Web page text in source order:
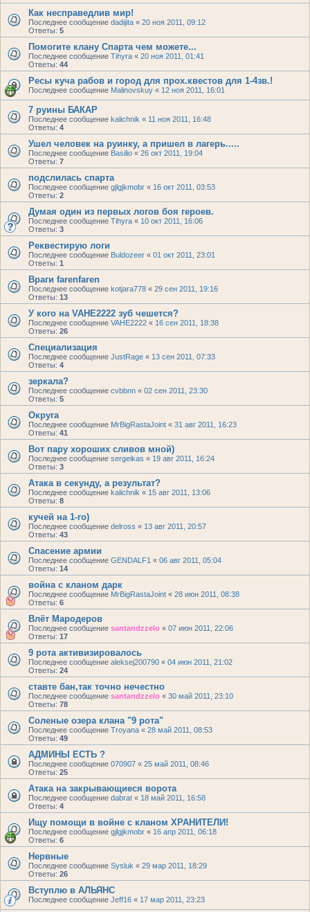
Как несправедлив мир!
Последнее сообщение dadijita « 20 ноя 2011, 09:12
Ответы: 5
Помогите клану Спарта чем можете...
Последнее сообщение Tihyra « 20 ноя 2011, 01:41
Ответы: 44
Ресы куча рабов и город для прох.квестов для 1-4зв.!
Последнее сообщение Malinovskuy « 12 ноя 2011, 16:01
7 руины БАКАР
Последнее сообщение kalichnik « 11 ноя 2011, 16:48
Ответы: 4
Ушел человек на руинку, а пришел в лагерь.....
Последнее сообщение Basilio « 26 окт 2011, 19:04
Ответы: 7
подслилась спарта
Последнее сообщение gjlgjkmobr « 16 окт 2011, 03:53
Ответы: 2
Думая один из первых логов боя героев.
Последнее сообщение Tihyra « 10 окт 2011, 16:06
Ответы: 3
Реквестирую логи
Последнее сообщение Buldozeer « 01 окт 2011, 23:01
Ответы: 1
Враги farenfaren
Последнее сообщение kotjara778 « 29 сен 2011, 19:16
Ответы: 13
У кого на VAHE2222 зуб чешется?
Последнее сообщение VAHE2222 « 16 сен 2011, 18:38
Ответы: 26
Специализация
Последнее сообщение JustRage « 13 сен 2011, 07:33
Ответы: 4
зеркала?
Последнее сообщение cvbbnn « 02 сен 2011, 23:30
Ответы: 5
Округа
Последнее сообщение MrBigRastaJoint « 31 авг 2011, 16:23
Ответы: 41
Вот пару хороших сливов мной)
Последнее сообщение sergeikas « 19 авг 2011, 16:24
Ответы: 3
Атака в секунду, а результат?
Последнее сообщение kalichnik « 15 авг 2011, 13:06
Ответы: 8
кучей на 1-го)
Последнее сообщение delross « 13 авг 2011, 20:57
Ответы: 43
Спасение армии
Последнее сообщение GENDALF1 « 06 авг 2011, 05:04
Ответы: 14
война с кланом дарк
Последнее сообщение MrBigRastaJoint « 28 июн 2011, 08:38
Ответы: 6
Влёт Мародеров
Последнее сообщение santandzzelo « 07 июн 2011, 22:06
Ответы: 17
9 рота активизировалось
Последнее сообщение aleksej200790 « 04 июн 2011, 21:02
Ответы: 24
ставте бан,так точно нечестно
Последнее сообщение santandzzelo « 30 май 2011, 23:10
Ответы: 78
Соленые озера клана "9 рота"
Последнее сообщение Troyana « 28 май 2011, 08:53
Ответы: 49
АДМИНЫ ЕСТЬ ?
Последнее сообщение 070907 « 25 май 2011, 08:46
Ответы: 25
Атака на закрывающиеся ворота
Последнее сообщение dabrat « 18 май 2011, 16:58
Ответы: 4
Ищу помощи в войне с кланом ХРАНИТЕЛИ!
Последнее сообщение gjlgjkmobr « 16 апр 2011, 06:18
Ответы: 6
Нервные
Последнее сообщение Sysluk « 29 мар 2011, 18:29
Ответы: 26
Вступлю в АЛЬЯНС
Последнее сообщение Jeff16 « 17 мар 2011, 23:23